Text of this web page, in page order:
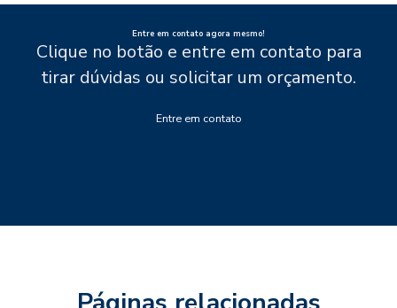
Entre em contato agora mesmo!
Clique no botão e entre em contato para
tirar dúvidas ou solicitar um orçamento.
Entre em contato